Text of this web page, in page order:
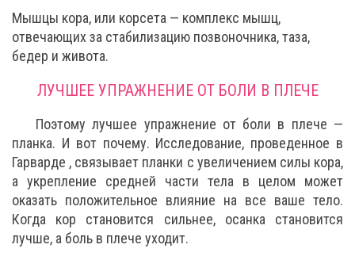
Мышцы кора, или корсета — комплекс мышц,
отвечающих за стабилизацию позвоночника, таза,
бедер и живота.
ЛУЧШЕЕ УПРАЖНЕНИЕ ОТ БОЛИ В ПЛЕЧЕ
Поэтому лучшее упражнение от боли в плече —
планка. И вот почему. Исследование, проведенное в
Гарварде , связывает планки с увеличением силы кора,
а укрепление средней части тела в целом может
оказать положительное влияние на все ваше тело.
Когда кор становится сильнее, осанка становится
лучше, а боль в плече уходит.